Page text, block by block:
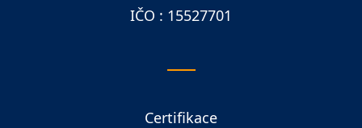
IČO : 15527701
Certifikace